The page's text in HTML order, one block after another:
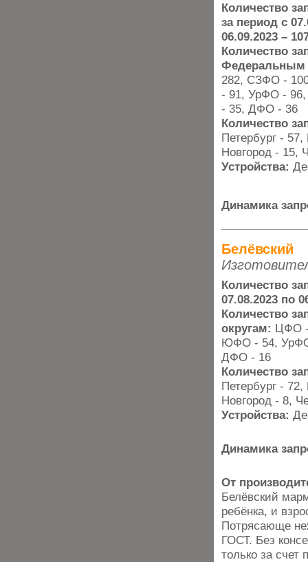
Количество
за период с
06.09.2023 –
Количество
Федеральным
282, СЗФО -
- 91, УрФО -
- 35, ДФО - 36
Количество
Петербург -
Новгород - 15,
Устройства:
Динамика
Белёвский
Количество
07.08.2023 по
Количество
округам: ЦФО
ЮФО - 54,
ДФО - 16
Количество
Петербург -
Новгород - 8,
Устройства:
Динамика
От
Белёвский
ребёнка, и
Потрясающе
ГОСТ. Без
только за счет